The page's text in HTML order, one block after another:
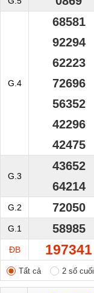
G.4
68581
92294
62223
72696
56352
42296
42475
G.3
43652
64214
G.2 72050
G.1 58985
ĐB 197341
Tất cả 2 số cuối